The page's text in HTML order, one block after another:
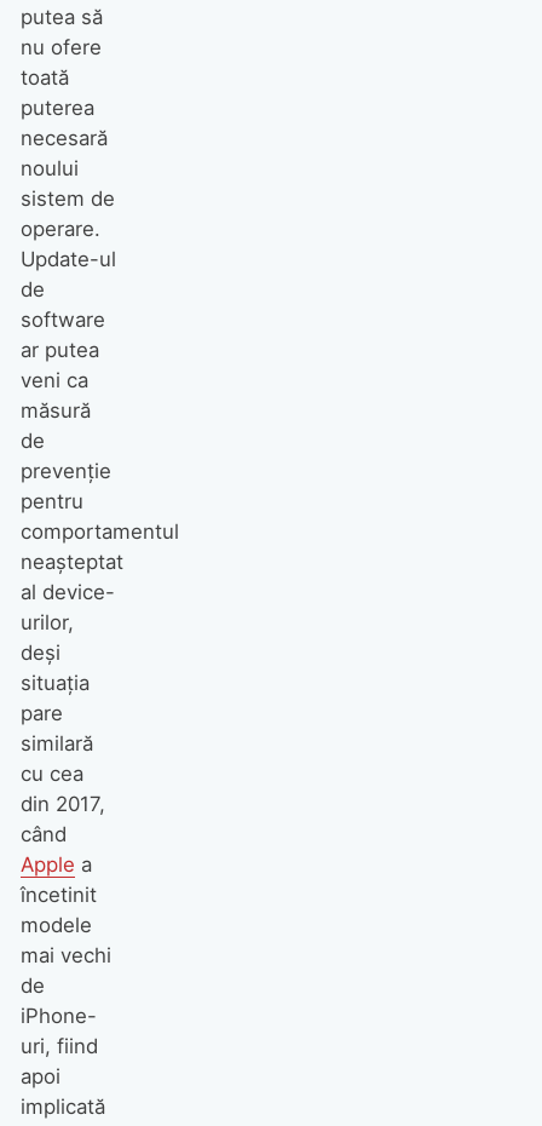
putea să
nu ofere
toată
puterea
necesară
noului
sistem de
operare.
Update-ul
de
software
ar putea
veni ca
măsură
de
prevenție
pentru
comportamentul
neașteptat
al device-
urilor,
deși
situația
pare
similară
cu cea
din 2017,
când
Apple a
încetinit
modele
mai vechi
de
iPhone-
uri, fiind
apoi
implicată